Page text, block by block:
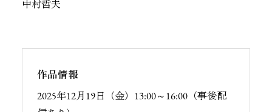
中村哲夫
作品情報
2025年12月19日（金）13:00～16:00（事後配